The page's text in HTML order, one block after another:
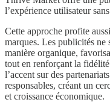
l’expérience utilisateur
Cette approche profite
marques. Les publicités ne
manière organique,
tout en renforçant la
l’accent sur des
responsables, créant un
et croissance économique.